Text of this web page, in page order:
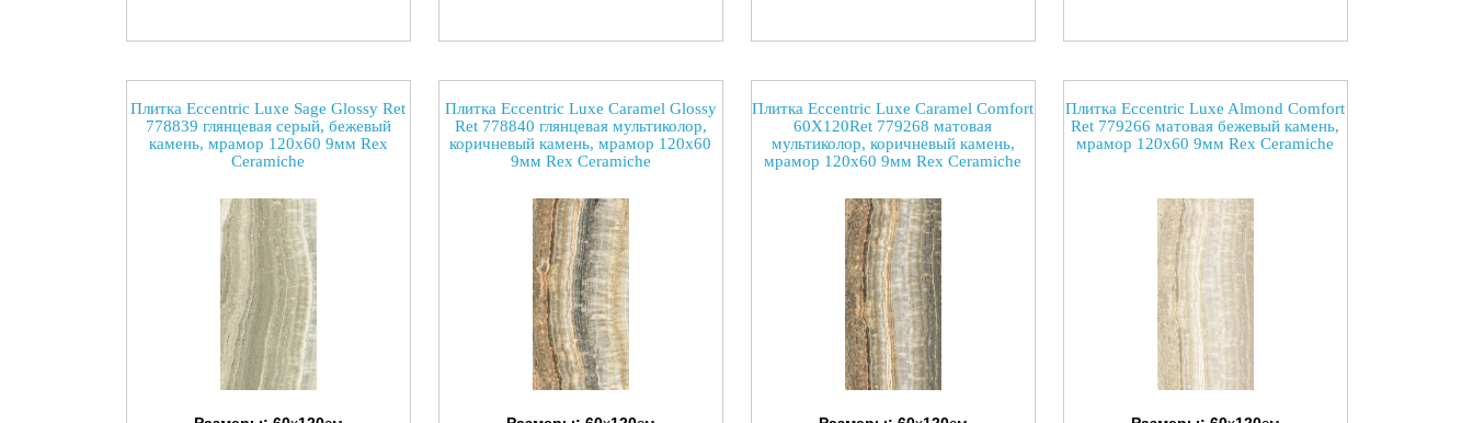
Плитка Eccentric Luxe Sage Glossy Ret
778839 глянцевая серый, бежевый
камень, мрамор 120x60 9мм Rex
Ceramiche
Плитка Eccentric Luxe Caramel Glossy
Ret 778840 глянцевая мультиколор,
коричневый камень, мрамор 120x60
9мм Rex Ceramiche
Плитка Eccentric Luxe Caramel Comfort
60X120Ret 779268 матовая
мультиколор, коричневый камень,
мрамор 120x60 9мм Rex Ceramiche
Плитка Eccentric Luxe Almond Comfort
Ret 779266 матовая бежевый камень,
мрамор 120x60 9мм Rex Ceramiche